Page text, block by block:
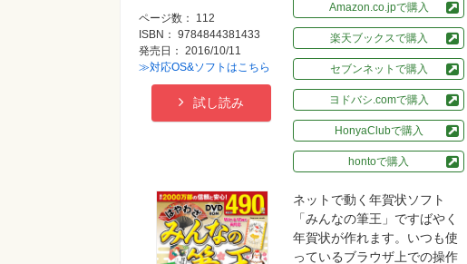
ページ数： 112
ISBN： 9784844381433
発売日： 2016/10/11
≫対応OS&ソフトはこちら
試し読み
Amazon.co.jpで購入
楽天ブックスで購入
セブンネットで購入
ヨドバシ.comで購入
HonyaClubで購入
hontoで購入
ネットで動く年賀状ソフト
「みんなの筆王」ですばやく
年賀状が作れます。いつも使
っているブラウザ上での操作